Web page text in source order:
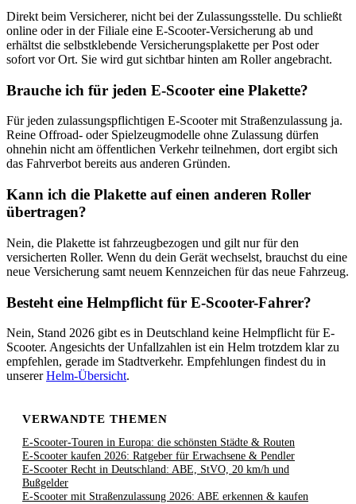
Direkt beim Versicherer, nicht bei der Zulassungsstelle. Du schließt
online oder in der Filiale eine E-Scooter-Versicherung ab und
erhältst die selbstklebende Versicherungsplakette per Post oder
sofort vor Ort. Sie wird gut sichtbar hinten am Roller angebracht.
Brauche ich für jeden E-Scooter eine Plakette?
Für jeden zulassungspflichtigen E-Scooter mit Straßenzulassung ja.
Reine Offroad- oder Spielzeugmodelle ohne Zulassung dürfen
ohnehin nicht am öffentlichen Verkehr teilnehmen, dort ergibt sich
das Fahrverbot bereits aus anderen Gründen.
Kann ich die Plakette auf einen anderen Roller
übertragen?
Nein, die Plakette ist fahrzeugbezogen und gilt nur für den
versicherten Roller. Wenn du dein Gerät wechselst, brauchst du eine
neue Versicherung samt neuem Kennzeichen für das neue Fahrzeug.
Besteht eine Helmpflicht für E-Scooter-Fahrer?
Nein, Stand 2026 gibt es in Deutschland keine Helmpflicht für E-
Scooter. Angesichts der Unfallzahlen ist ein Helm trotzdem klar zu
empfehlen, gerade im Stadtverkehr. Empfehlungen findest du in
unsererHelm-Übersicht.
VERWANDTE THEMEN
E-Scooter-Touren in Europa: die schönsten Städte & Routen
E-Scooter kaufen 2026: Ratgeber für Erwachsene & Pendler
E-Scooter Recht in Deutschland: ABE, StVO, 20 km/h und
Bußgelder
E-Scooter mit Straßenzulassung 2026: ABE erkennen & kaufen